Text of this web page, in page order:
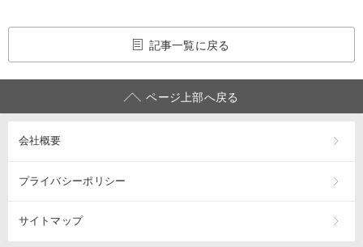
記事一覧に戻る
ページ上部へ戻る
会社概要
プライバシーポリシー
サイトマップ